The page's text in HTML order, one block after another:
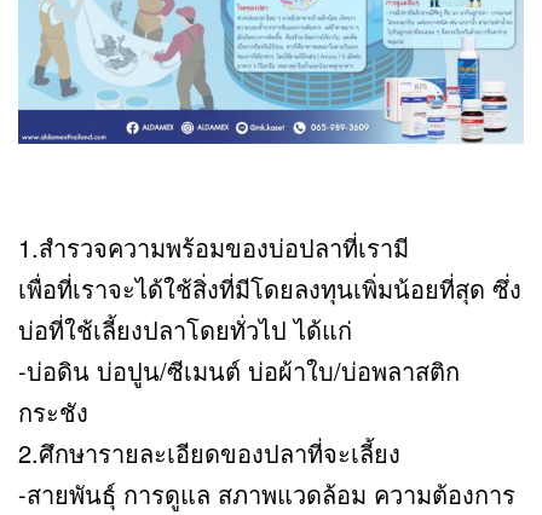
1.สำรวจความพร้อมของบ่อปลาที่เรามี
เพื่อที่เราจะได้ใช้สิ่งที่มีโดยลงทุนเพิ่มน้อยที่สุด ซึ่ง
บ่อที่ใช้เลี้ยงปลาโดยทั่วไป ได้แก่
-บ่อดิน บ่อปูน/ซีเมนต์ บ่อผ้าใบ/บ่อพลาสติก
กระชัง
2.ศึกษารายละเอียดของปลาที่จะเลี้ยง
-สายพันธุ์ การดูแล สภาพแวดล้อม ความต้องการ